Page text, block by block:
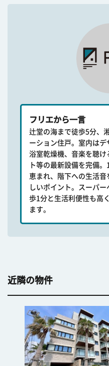
フリエから一言
辻堂の海まで徒歩5分、
ーション住戸。室内は
浴室乾燥機、音楽を聴け
ト等の最新設備を完備
恵まれ、階下への生活
しいポイント。スーパ
歩1分と生活利便性も高
ます。
近隣の物件